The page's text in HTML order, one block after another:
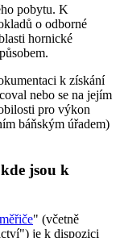
pobytu. K
o odborné
hornické
k získání
nebo se na jejím
pro výkon
báňským úřadem)
jsou k
" (včetně
je k dispozici